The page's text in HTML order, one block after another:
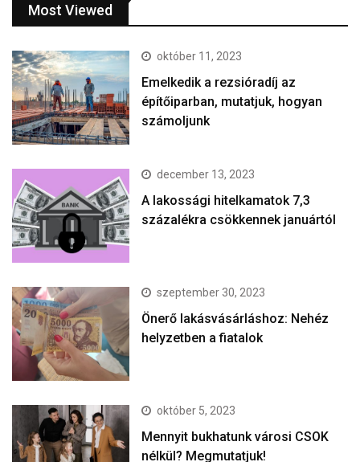
Most Viewed
október 11, 2023
Emelkedik a rezsióradíj az
építőiparban, mutatjuk, hogyan
számoljunk
december 13, 2023
A lakossági hitelkamatok 7,3
százalékra csökkennek januártól
szeptember 30, 2023
Önerő lakásvásárláshoz: Nehéz
helyzetben a fiatalok
október 5, 2023
Mennyit bukhatunk városi CSOK
nélkül? Megmutatjuk!